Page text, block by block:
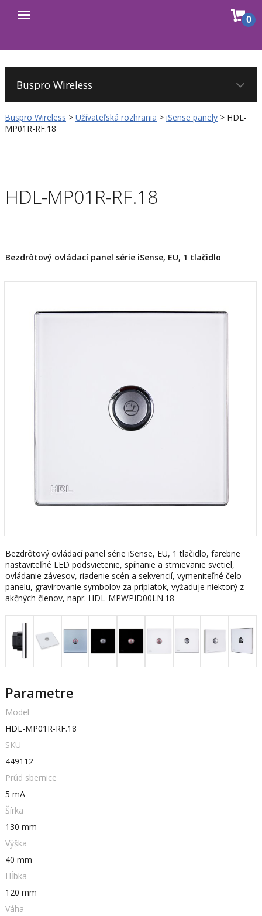
menu
0
Buspro Wireless > Užívateľská rozhrania > iSense panely > HDL-
MP01R-RF.18
HDL-MP01R-RF.18
Bezdrôtový ovládací panel série iSense, EU, 1 tlačidlo
Bezdrôtový ovládací panel série iSense, EU, 1 tlačidlo, farebne
nastaviteľné LED podsvietenie, spínanie a stmievanie svetiel,
ovládanie závesov, riadenie scén a sekvencií, vymeniteľné čelo
panelu, gravírovanie symbolov za príplatok, vyžaduje niektorý z
akčných členov, napr. HDL-MPWPID00LN.18
Parametre
Model
HDL-MP01R-RF.18
SKU
449112
Prúd sbernice
5 mA
Šírka
130 mm
Výška
40 mm
Hĺbka
120 mm
Váha